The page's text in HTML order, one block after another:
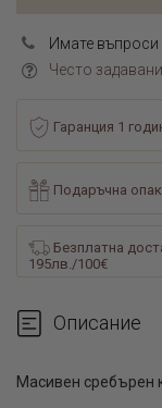
Имате въпроси
Често
Гаранция 1
Подаръчна
Безплатна
195лв./100€
Описание
Масивен сребърен